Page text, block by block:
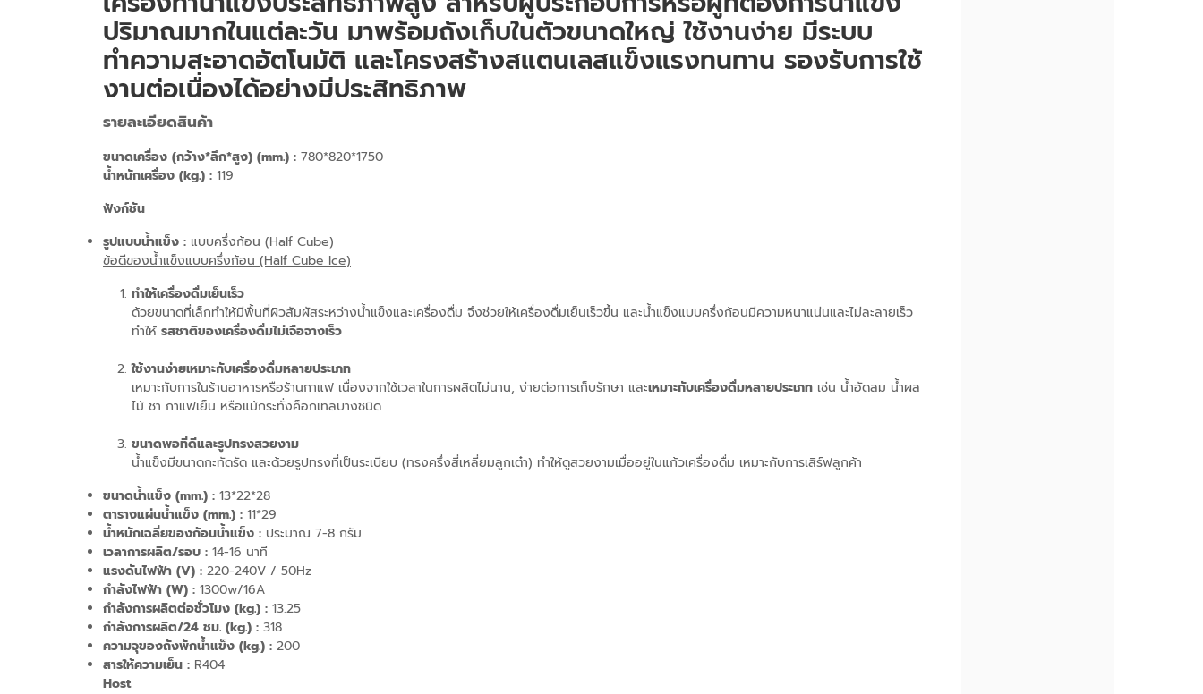
ปริมาณมากในแต่ละวัน มาพร้อมถังเก็บในตัวขนาดใหญ่ ใช้งานง่าย มีระบบ
ทำความสะอาดอัตโนมัติ และโครงสร้างสแตนเลสแข็งแรงทนทาน รองรับการใช้
งานต่อเนื่องได้อย่างมีประสิทธิภาพ
รายละเอียดสินค้า
ขนาดเครื่อง (กว้าง*ลึก*สูง) (mm.) : 780*820*1750
น้ำหนักเครื่อง (kg.) : 119
ฟังก์ชัน
รูปแบบน้ำแข็ง : แบบครึ่งก้อน (Half Cube)
ข้อดีของน้ำแข็งแบบครึ่งก้อน (Half Cube Ice)
ทำให้เครื่องดื่มเย็นเร็ว
ด้วยขนาดที่เล็กทำให้มีพื้นที่ผิวสัมผัสระหว่างน้ำแข็งและเครื่องดื่ม จึงช่วยให้เครื่องดื่มเย็นเร็วขึ้น และน้ำแข็งแบบครึ่งก้อนมีความหนาแน่นและไม่ละลายเร็ว
ทำให้ รสชาติของเครื่องดื่มไม่เจือจางเร็ว
ใช้งานง่ายเหมาะกับเครื่องดื่มหลายประเภท
เหมาะกับการในร้านอาหารหรือร้านกาแฟ เนื่องจากใช้เวลาในการผลิตไม่นาน, ง่ายต่อการเก็บรักษา และเหมาะกับเครื่องดื่มหลายประเภท เช่น น้ำอัดลม น้ำผล
ไม้ ชา กาแฟเย็น หรือแม้กระทั่งค็อกเทลบางชนิด
ขนาดพอที่ดีและรูปทรงสวยงาม
น้ำแข็งมีขนาดกะทัดรัด และด้วยรูปทรงที่เป็นระเบียบ (ทรงครึ่งสี่เหลี่ยมลูกเต๋า) ทำให้ดูสวยงามเมื่ออยู่ในแก้วเครื่องดื่ม เหมาะกับการเสิร์ฟลูกค้า
ขนาดน้ำแข็ง (mm.) : 13*22*28
ตารางแผ่นน้ำแข็ง (mm.) : 11*29
น้ำหนักเฉลี่ยของก้อนน้ำแข็ง : ประมาณ 7-8 กรัม
เวลาการผลิต/รอบ : 14-16 นาที
แรงดันไฟฟ้า (V) : 220-240V / 50Hz
กำลังไฟฟ้า (W) : 1300w/16A
กำลังการผลิตต่อชั่วโมง (kg.) : 13.25
กำลังการผลิต/24 ชม. (kg.) : 318
ความจุของถังพักน้ำแข็ง (kg.) : 200
สารให้ความเย็น : R404
Host